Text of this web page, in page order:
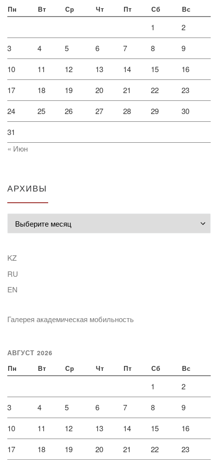
Пн Вт Ср Чт Пт Сб Вс
1 2
3 4 5 6 7 8 9
10 11 12 13 14 15 16
17 18 19 20 21 22 23
24 25 26 27 28 29 30
31
« Июн
АРХИВЫ
KZ
RU
EN
Галерея академическая мобильность
АВГУСТ 2026
Пн Вт Ср Чт Пт Сб Вс
1 2
3 4 5 6 7 8 9
10 11 12 13 14 15 16
17 18 19 20 21 22 23